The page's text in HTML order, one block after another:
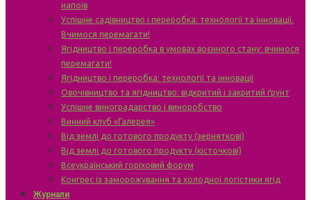
напоїв
Успішне садівництво і переробка: технології та інновації.
Вчимося перемагати!
Ягідництво і переробка в умовах воєнного стану: вчимося
перемагати!
Ягідництво і переробка: технології та інновації
Овочівництво та ягідництво: відкритий і закритий ґрунт
Успішне виноградарство і виноробство
Винний клуб «Галерея»
Від землі до готового продукту (зерняткові)
Від землі до готового продукту (кісточкові)
Всеукраїнський горіховий форум
Конгрес із заморожування та холодної логістики ягід
Журнали